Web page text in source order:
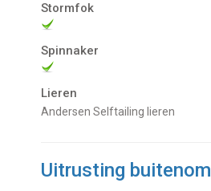
Stormfok
Spinnaker
Lieren
Andersen Selftailing lieren
Uitrusting buitenom